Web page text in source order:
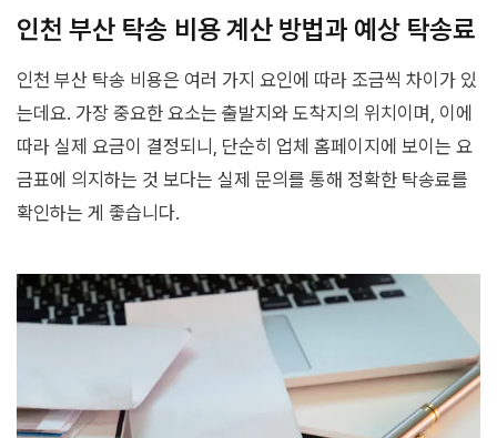
인천 부산 탁송 비용 계산 방법과 예상 탁송료
인천 부산 탁송 비용은 여러 가지 요인에 따라 조금씩 차이가 있
는데요. 가장 중요한 요소는 출발지와 도착지의 위치이며, 이에
따라 실제 요금이 결정되니, 단순히 업체 홈페이지에 보이는 요
금표에 의지하는 것 보다는 실제 문의를 통해 정확한 탁송료를
확인하는 게 좋습니다.